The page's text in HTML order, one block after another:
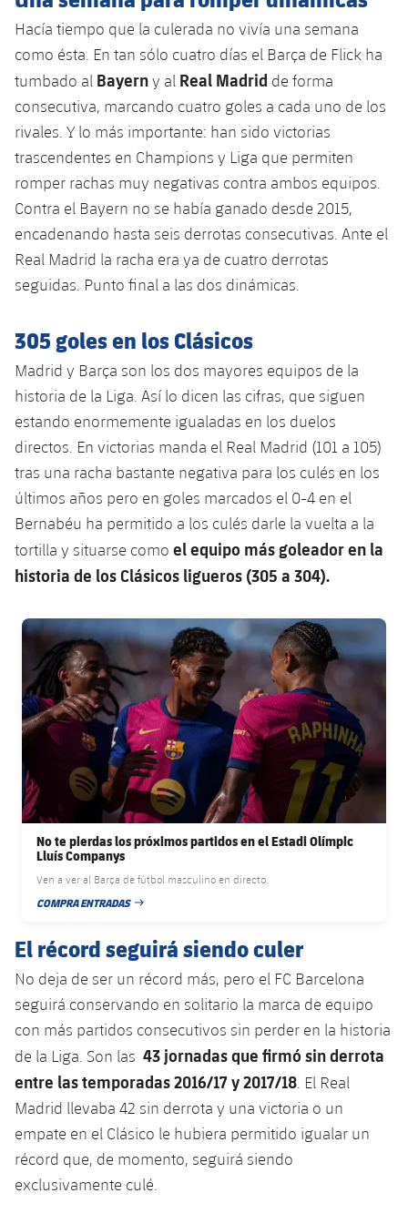
Jugadores
Fotos
Historia
Clasificaciones
Infantil
Alevín
Noticias
Atletismo
plusicon
más
Actualidad
Masculino
Agenda
Baloncesto en silla de ruedas
plusicon
más
Actualidad
Jugadores
Calendario
Resultados
Hockey sobre hielo
plusicon
más
Actualidad
Jugadores
Clasificaciones
Hockey hierba
plusicon
más
Noticias
Hockey Hierba Masculino
Patinaje artístico
plusicon
más
Actualidad
Plantilla
Agenda
Escuela de Patinaje
Rugby
plusicon
más
Actualidad
Jugadores
Calendario
Resultados
Clasificaciones
Voleibol
plusicon
más
Noticias
Voleibol masculino
Voleibol femenino
Apúntate a las amateurs
plusicon
más
Apúntate a las amateurs
Carnet de las Secciones Amateurs
PLUSICON
MÁS
League of Legends
VALORANT Rising
VALORANT Game Changers
eFootball
Hacía tiempo que la culerada no vivía una semana
como ésta. En tan sólo cuatro días el Barça de Flick ha
tumbado al Bayerny al Real Madrid de forma
consecutiva, marcando cuatro goles a cada uno de los
rivales. Y lo más importante: han sido victorias
trascendentes en Champions y Liga que permiten
romper rachas muy negativas contra ambos equipos.
Contra el Bayern no se había ganado desde 2015,
encadenando hasta seis derrotas consecutivas. Ante el
Real Madrid la racha era ya de cuatro derrotas
seguidas. Punto final a las dos dinámicas.
305 goles en los Clásicos
Madrid y Barça son los dos mayores equipos de la
historia de la Liga. Así lo dicen las cifras, que siguen
estando enormemente igualadas en los duelos
directos. En victorias manda el Real Madrid (101 a 105)
tras una racha bastante negativa para los culés en los
últimos años pero en goles marcados el 0-4 en el
Bernabéu ha permitido a los culés darle la vuelta a la
tortilla y situarse como el equipo más goleador en la
historia de los Clásicos ligueros (305 a 304).
FC Barcelona club badge
No te pierdas los próximos partidos en el Estadi Olímpic
Lluís Companys
Ven a ver al Barça de fútbol masculino en directo.
COMPRA ENTRADAS
FECHA DE PUBLICACIÓN
El récord seguirá siendo culer
No deja de ser un récord más, pero el FC Barcelona
seguirá conservando en solitario la marca de equipo
con más partidos consecutivos sin perder en la historia
de la Liga. Son las 43 jornadas que firmó sin derrota
entre las temporadas 2016/17 y 2017/18 . El Real
Madrid llevaba 42 sin derrota y una victoria o un
empate en el Clásico le hubiera permitido igualar un
récord que, de momento, seguirá siendo
exclusivamente culé.